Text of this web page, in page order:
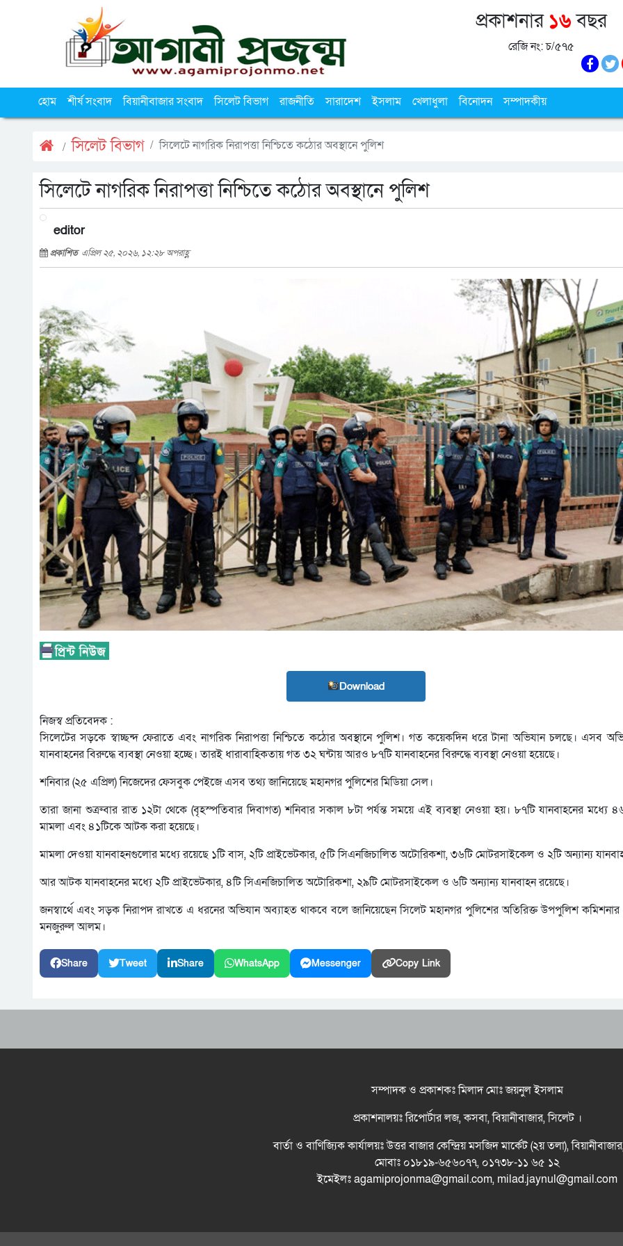
প্রকাশনার ১৬বছর
রেজি নং: চ/৫৭৫
হোম শীর্ষ সংবাদ বিয়ানীবাজার সংবাদ সিলেট বিভাগ রাজনীতি সারাদেশ ইসলাম খেলাধুলা বিনোদন সম্পাদকীয়
সিলেট বিভাগ সিলেটে নাগরিক নিরাপত্তা নিশ্চিতে কঠোর অবস্থানে পুলিশ
সিলেটে নাগরিক নিরাপত্তা নিশ্চিতে কঠোর অবস্থানে পুলিশ
editor
প্রকাশিত এপ্রিল ২৫, ২০২৬, ১২:২৮ অপরাহ্ণ
Download
নিজস্ব প্রতিবেদক :
সিলেটের সড়কে স্বাচ্ছন্দ ফেরাতে এবং নাগরিক নিরাপত্তা নিশ্চিতে কঠোর অবস্থানে পুলিশ। গত কয়েকদিন ধরে টানা অভিযান চলছে। এসব
যানবাহনের বিরুদ্ধে ব্যবস্থা নেওয়া হচ্ছে। তারই ধারাবাহিকতায় গত ৩২ ঘন্টায় আরও ৮৭টি যানবাহনের বিরুদ্ধে ব্যবস্থা নেওয়া হয়েছে।
শনিবার (২৫ এপ্রিল) নিজেদের ফেসবুক পেইজে এসব তথ্য জানিয়েছে মহানগর পুলিশের মিডিয়া সেল।
তারা জানা শুত্রুবার রাত ১২টা থেকে (বৃহস্পতিবার দিবাগত) শনিবার সকাল ৮টা পর্যন্ত সময়ে এই ব্যবস্থা নেওয়া হয়। ৮৭টি যানবাহনের মধ্যে
মামলা এবং ৪১টিকে আটক করা হয়েছে।
মামলা দেওয়া যানবাহনগুলোর মধ্যে রয়েছে ১টি বাস, ২টি প্রাইভেটকার, ৫টি সিএনজিচালিত অটোরিকশা, ৩৬টি মোটরসাইকেল ও ২টি অন্যান্য
আর আটক যানবাহনের মধ্যে ২টি প্রাইভেটকার, ৪টি সিএনজিচালিত অটোরিকশা, ২৯টি মোটরসাইকেল ও ৬টি অন্যান্য যানবাহন রয়েছে।
জনস্বার্থে এবং সড়ক নিরাপদ রাখতে এ ধরনের অভিযান অব্যাহত থাকবে বলে জানিয়েছেন সিলেট মহানগর পুলিশের অতিরিক্ত উপপুলিশ কমিশনার
মনজুরুল আলম।
Share Tweet Share WhatsApp Messenger Copy Link
সম্পাদক ও প্রকাশকঃ মিলাদ মোঃ জয়নুল ইসলাম
প্রকাশনালয়ঃ রিপোর্টার লজ, কসবা, বিয়ানীবাজার, সিলেট ।
বার্তা ও বাণিজ্যিক কার্যালয়ঃ উত্তর বাজার কেন্দ্রিয় মসজিদ মার্কেট (২য় তলা),
মোবাঃ ০১৮১৯-৬৫৬০৭৭, ০১৭৩৮-১১ ৬৫ ১২
ইমেইলঃ agamiprojonma@gmail.com, milad.jaynul@gmail.com